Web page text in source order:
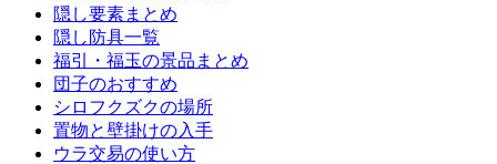
隠し要素まとめ
隠し防具一覧
福引・福玉の景品まとめ
団子のおすすめ
シロフクズクの場所
置物と壁掛けの入手
ウラ交易の使い方